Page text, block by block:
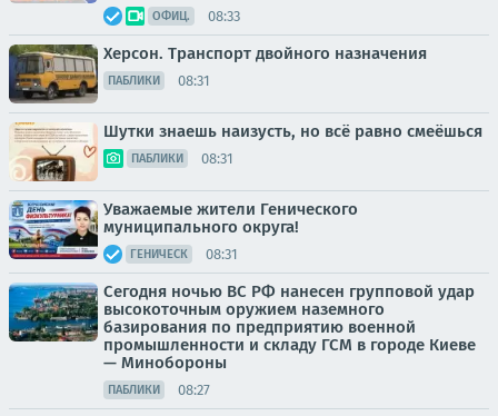
ОФИЦ. 08:33
Херсон. Транспорт двойного назначения
ПАБЛИКИ 08:31
Шутки знаешь наизусть, но всё равно смеёшься
ПАБЛИКИ 08:31
Уважаемые жители Генического
муниципального округа!
ГЕНИЧЕСК 08:31
Сегодня ночью ВС РФ нанесен групповой удар
высокоточным оружием наземного
базирования по предприятию военной
промышленности и складу ГСМ в городе Киеве
— Минобороны
ПАБЛИКИ 08:27